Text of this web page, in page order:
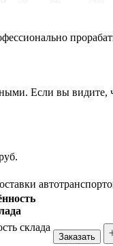
Если вы видите,
склада
Заказать